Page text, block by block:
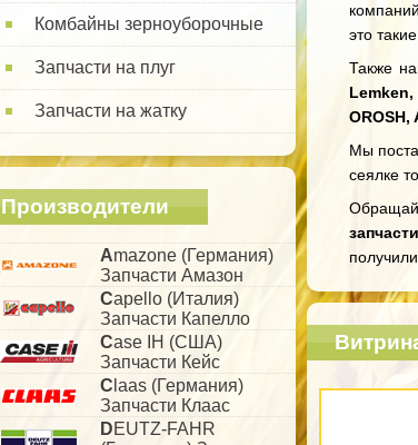
Комбайны зерноуборочные
Запчасти на плуг
Запчасти на жатку
Производители
Amazone (Германия)
Запчасти Амазон
Capello (Италия)
Запчасти Капелло
Case IH (США)
Запчасти Кейс
C laas (Германия)
Запчасти Клаас
DEUTZ-FAHR
это
Также
OROSH,
Мы
сеялке
запчасти